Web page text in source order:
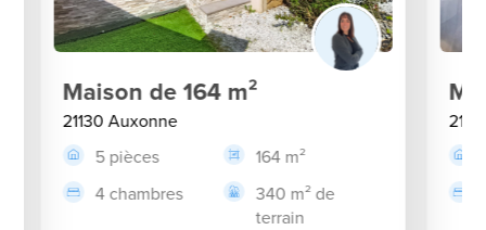
Maison de 164 m²
21130 Auxonne
5 pièces
164 m²
4 chambres
340 m² de
terrain